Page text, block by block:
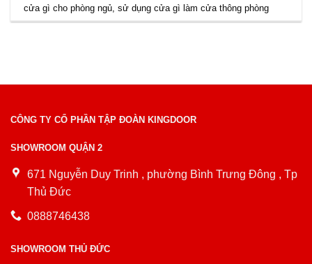
cửa gì cho phòng ngủ ,sử dụng cửa gì làm cửa thông phòng
CÔNG TY CỔ PHẦN TẬP ĐOÀN KINGDOOR
SHOWROOM QUẬN 2
671 Nguyễn Duy Trinh , phường Bình Trưng Đông , Tp
Thủ Đức
0888746438
SHOWROOM THỦ ĐỨC